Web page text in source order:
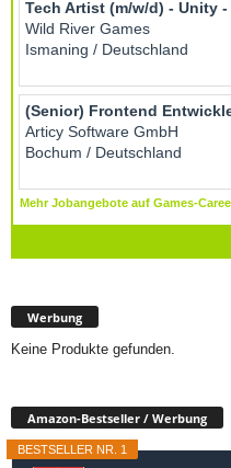
Werbung
Keine Produkte gefunden.
Amazon-Bestseller / Werbung
BESTSELLER NR. 1